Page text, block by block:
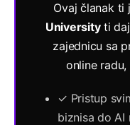
Ovaj članak
Universityti
zajednicu sa
online
✓ Pristup
biznisa do AI